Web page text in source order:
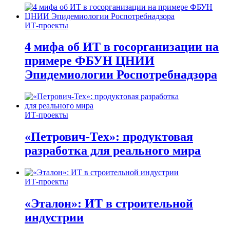
ИТ-проекты
4 мифа об ИТ в госорганизации на
примере ФБУН ЦНИИ
Эпидемиологии Роспотребнадзора
ИТ-проекты
«Петрович-Тех»: продуктовая
разработка для реального мира
ИТ-проекты
«Эталон»: ИТ в строительной
индустрии